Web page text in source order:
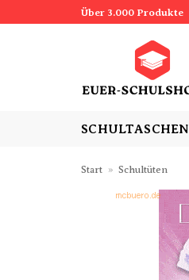
Über 3.000 Produkte
SCHULTASCHEN
Start » Schultüten